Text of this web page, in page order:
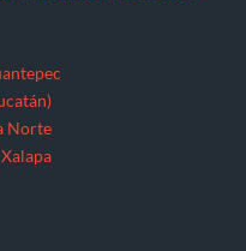
Puebla
(Sonora)